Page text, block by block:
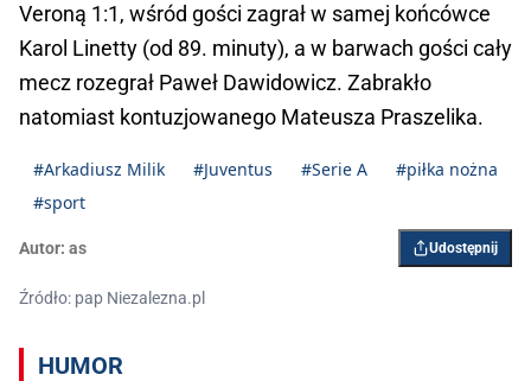
Veroną 1:1, wśród gości zagrał w samej końcówce
Karol Linetty (od 89. minuty), a w barwach gości cały
mecz rozegrał Paweł Dawidowicz. Zabrakło
natomiast kontuzjowanego Mateusza Praszelika.
#Arkadiusz Milik #Juventus #Serie A
#piłka nożna
#sport
Autor: as Udostępnij
Źródło: pap Niezalezna.pl
HUMOR